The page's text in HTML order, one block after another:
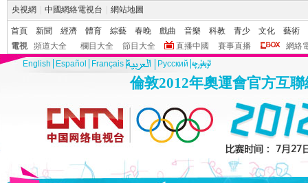
央視網 中國網絡電視台 網站地圖
首頁 新聞 經濟 體育 綜藝 春晚 戲曲 音樂 科教 青少 文化
藝術
電視
頻道大全 欄目大全 節目大全 直播中國 賽事直播
網絡
English
Español Français Pусский
倫敦2012年奧運會官方互